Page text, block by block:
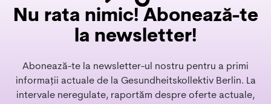
Nu rata nimic! Abonează-te
la newsletter!
Abonează-te la newsletter-ul nostru pentru a primi
informații actuale de la Gesundheitskollektiv Berlin. La
intervale neregulate, raportăm despre oferte actuale,